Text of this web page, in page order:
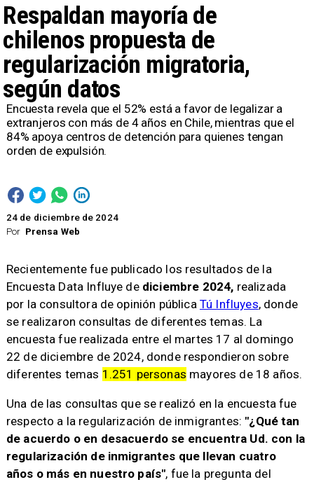
Por Prensa Web
Respaldan mayoría de
chilenos propuesta de
regularización migratoria,
según datos
24 de diciembre de 2024
Encuesta revela que el 52% está a favor de legalizar a
extranjeros con más de 4 años en Chile, mientras que el
84% apoya centros de detención para quienes tengan
orden de expulsión.
Recientemente fue publicado los resultados de la
Encuesta Data Influye de diciembre 2024, realizada
por la consultora de opinión pública Tú Influyes, donde
se realizaron consultas de diferentes temas. La
encuesta fue realizada entre el martes 17 al domingo
22 de diciembre de 2024, donde respondieron sobre
diferentes temas 1.251 personas mayores de 18 años.
Una de las consultas que se realizó en la encuesta fue
respecto a la regularización de inmigrantes: "¿Qué tan
de acuerdo o en desacuerdo se encuentra Ud. con la
regularización de inmigrantes que llevan cuatro
años o más en nuestro país", fue la pregunta del